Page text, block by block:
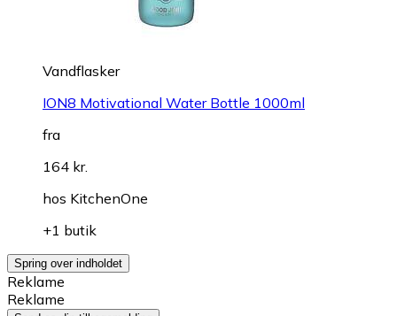
Vandflasker
ION8 Motivational Water Bottle 1000ml
fra
164 kr.
hos KitchenOne
+1 butik
Spring over indholdet
Reklame
Reklame